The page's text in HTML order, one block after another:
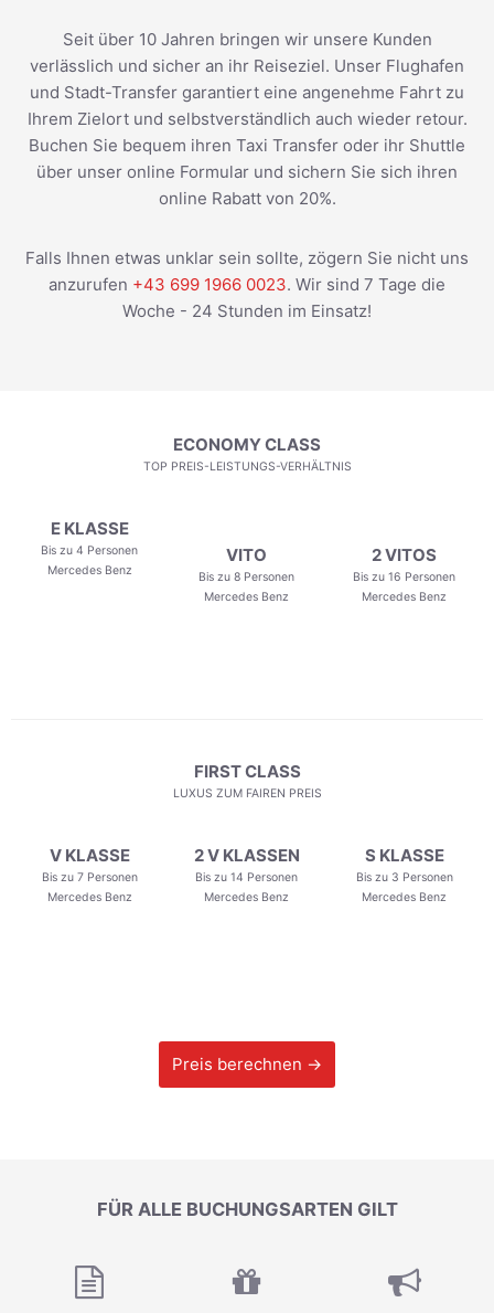
Seit über 10 Jahren bringen wir unsere Kunden
verlässlich und sicher an ihr Reiseziel. Unser Flughafen
und Stadt-Transfer garantiert eine angenehme Fahrt zu
Ihrem Zielort und selbstverständlich auch wieder retour.
Buchen Sie bequem ihren Taxi Transfer oder ihr Shuttle
über unser online Formular und sichern Sie sich ihren
online Rabatt von 20%.
Falls Ihnen etwas unklar sein sollte, zögern Sie nicht uns
anzurufen +43 699 1966 0023. Wir sind 7 Tage die
Woche - 24 Stunden im Einsatz!
ECONOMY CLASS
TOP PREIS-LEISTUNGS-VERHÄLTNIS
E KLASSE
Bis zu 4 Personen
Mercedes Benz
VITO
Bis zu 8 Personen
Mercedes Benz
2 VITOS
Bis zu 16 Personen
Mercedes Benz
FIRST CLASS
LUXUS ZUM FAIREN PREIS
V KLASSE
Bis zu 7 Personen
Mercedes Benz
2 V KLASSEN
Bis zu 14 Personen
Mercedes Benz
S KLASSE
Bis zu 3 Personen
Mercedes Benz
Preis berechnen →
FÜR ALLE BUCHUNGSARTEN GILT